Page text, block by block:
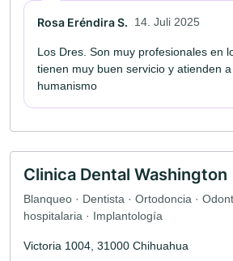
Rosa Eréndira S. 14. Juli 2025
Los Dres. Son muy profesionales en
tienen muy buen servicio y atienden
humanismo
Clinica Dental Washington
Blanqueo · Dentista · Ortodoncia ·
hospitalaria · Implantología
Victoria 1004, 31000 Chihuahua